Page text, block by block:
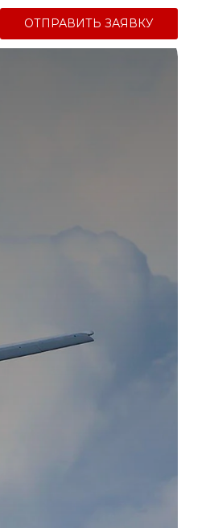
ОТПРАВИТЬ ЗАЯВКУ